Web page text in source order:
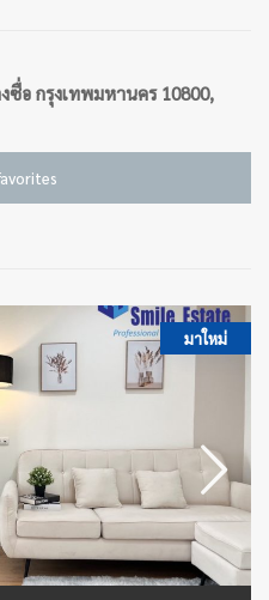
ซื่อ กรุงเทพมหานคร 10800,
มาใหม่